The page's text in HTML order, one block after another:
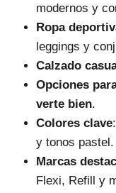
modernos y
Ropa
leggings y
Calzado
Opciones
verte bien.
Colores clave
y tonos pastel.
Marcas
Flexi, Refill y